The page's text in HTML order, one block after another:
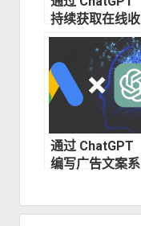
持续获取在线收
入（二）—— 如
何优化现金流
通过 ChatGPT
编写广告文案系
实例